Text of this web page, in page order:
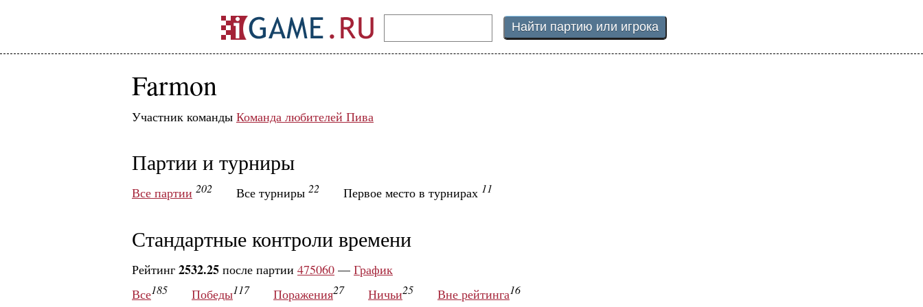
Farmon
Участник команды Команда любителей Пива
Партии и турниры
Все партии 202 Все турниры 22 Первое место в турнирах 11
Стандартные контроли времени
Рейтинг 2532.25 после партии 475060 — График
Все185 Победы117 Поражения27 Ничьи25 Вне рейтинга16